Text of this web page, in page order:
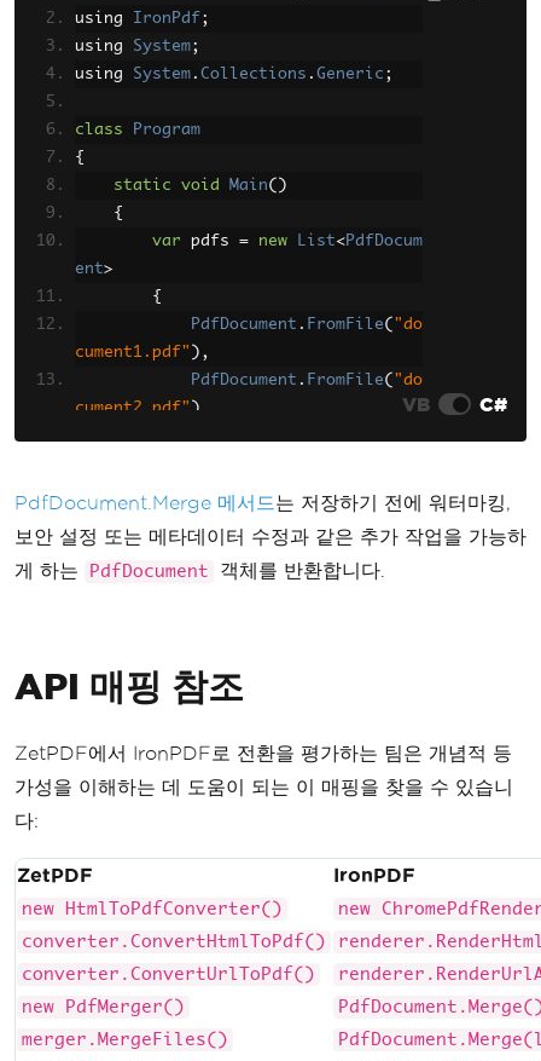
using IronPdf ;
using System;
using System . Collections . Generic ;
class
Program
{
static
void Main()
{
var pdfs = new List<PdfDocum
ent>
{
PdfDocument . FromFile( "do
cument1.pdf" ),
PdfDocument . FromFile( "do
cument2.pdf" )
);
Console .WriteLine ("PDFs merg
ed successfully");
VB C#
PdfDocument.Merge 메서드는 저장하기 전에 워터마킹,
보안 설정 또는 메타데이터 수정과 같은 추가 작업을 가능하
게 하는
PdfDocument 객체를 반환합니다.
API 매핑 참조
ZetPDF에서 IronPDF로 전환을 평가하는 팀은 개념적 등
가성을 이해하는 데 도움이 되는 이 매핑을 찾을 수 있습니
다:
ZetPDF IronPDF
new HtmlToPdfConverter()
new
converter.ConvertHtmlToPdf()
converter.ConvertUrlToPdf()
new PdfMerger()
merger.MergeFiles()